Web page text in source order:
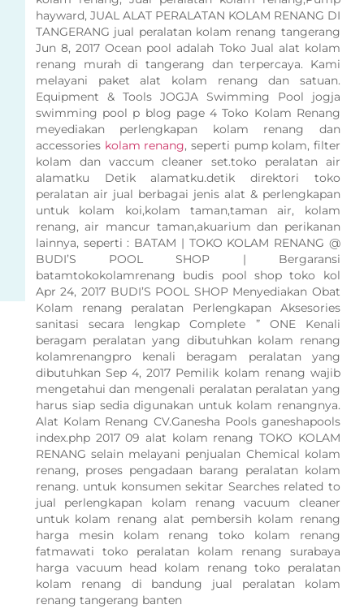
hayward, JUAL ALAT PERALATAN KOLAM RENANG DI
TANGERANG jual peralatan kolam renang tangerang
Jun 8, 2017 Ocean pool adalah Toko Jual alat kolam
renang murah di tangerang dan terpercaya. Kami
melayani paket alat kolam renang dan satuan.
Equipment & Tools JOGJA Swimming Pool jogja
swimming pool p blog page 4 Toko Kolam Renang
meyediakan perlengkapan kolam renang dan
accessories kolam renang, seperti pump kolam, filter
kolam dan vaccum cleaner set.toko peralatan air
alamatku Detik alamatku.detik direktori toko
peralatan air jual berbagai jenis alat & perlengkapan
untuk kolam koi,kolam taman,taman air, kolam
renang, air mancur taman,akuarium dan perikanan
lainnya, seperti : BATAM | TOKO KOLAM RENANG @
BUDI’S POOL SHOP | Bergaransi
batamtokokolamrenang budis pool shop toko kol
Apr 24, 2017 BUDI’S POOL SHOP Menyediakan Obat
Kolam renang peralatan Perlengkapan Aksesories
sanitasi secara lengkap Complete ” ONE Kenali
beragam peralatan yang dibutuhkan kolam renang
kolamrenangpro kenali beragam peralatan yang
dibutuhkan Sep 4, 2017 Pemilik kolam renang wajib
mengetahui dan mengenali peralatan peralatan yang
harus siap sedia digunakan untuk kolam renangnya.
Alat Kolam Renang CV.Ganesha Pools ganeshapools
index.php 2017 09 alat kolam renang TOKO KOLAM
RENANG selain melayani penjualan Chemical kolam
renang, proses pengadaan barang peralatan kolam
renang. untuk konsumen sekitar Searches related to
jual perlengkapan kolam renang vacuum cleaner
untuk kolam renang alat pembersih kolam renang
harga mesin kolam renang toko kolam renang
fatmawati toko peralatan kolam renang surabaya
harga vacuum head kolam renang toko peralatan
kolam renang di bandung jual peralatan kolam
renang tangerang banten